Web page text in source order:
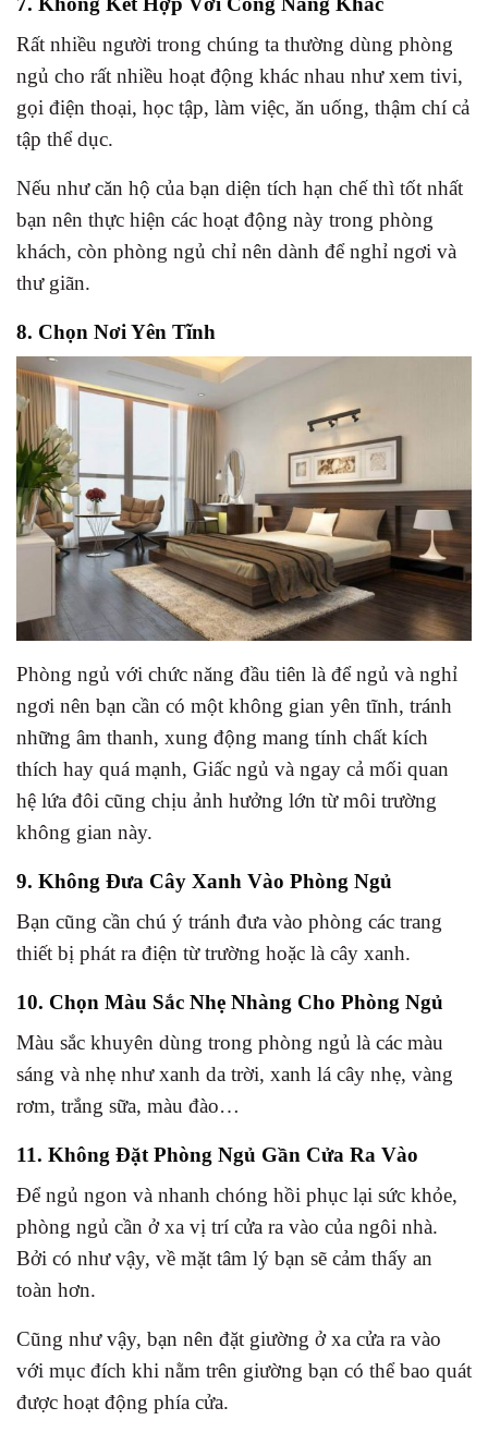
Rất nhiều người trong chúng ta thường dùng phòng
ngủ cho rất nhiều hoạt động khác nhau như xem tivi,
gọi điện thoại, học tập, làm việc, ăn uống, thậm chí cả
tập thể dục.
Nếu như căn hộ của bạn diện tích hạn chế thì tốt nhất
bạn nên thực hiện các hoạt động này trong phòng
khách, còn phòng ngủ chỉ nên dành để nghỉ ngơi và
thư giãn.
8. Chọn Nơi Yên Tĩnh
Phòng ngủ với chức năng đầu tiên là để ngủ và nghỉ
ngơi nên bạn cần có một không gian yên tĩnh, tránh
những âm thanh, xung động mang tính chất kích
thích hay quá mạnh, Giấc ngủ và ngay cả mối quan
hệ lứa đôi cũng chịu ảnh hưởng lớn từ môi trường
không gian này.
9. Không Đưa Cây Xanh Vào Phòng Ngủ
Bạn cũng cần chú ý tránh đưa vào phòng các trang
thiết bị phát ra điện từ trường hoặc là cây xanh.
10. Chọn Màu Sắc Nhẹ Nhàng Cho Phòng Ngủ
Màu sắc khuyên dùng trong phòng ngủ là các màu
sáng và nhẹ như xanh da trời, xanh lá cây nhẹ, vàng
rơm, trắng sữa, màu đào…
11. Không Đặt Phòng Ngủ Gần Cửa Ra Vào
Để ngủ ngon và nhanh chóng hồi phục lại sức khỏe,
phòng ngủ cần ở xa vị trí cửa ra vào của ngôi nhà.
Bởi có như vậy, về mặt tâm lý bạn sẽ cảm thấy an
toàn hơn.
Cũng như vậy, bạn nên đặt giường ở xa cửa ra vào
với mục đích khi nằm trên giường bạn có thể bao quát
được hoạt động phía cửa.